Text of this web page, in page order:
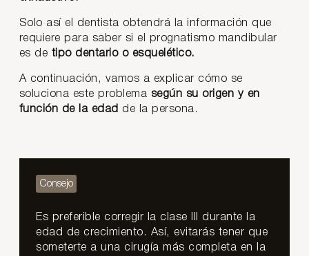
Solo así el dentista obtendrá la información que
requiere para saber si el prognatismo mandibular
es de tipo dentario o esquelético.
A continuación, vamos a explicar cómo se
soluciona este problema según su origen y en
función de la edad de la persona.
Es preferible corregir la clase III durante la
edad de crecimiento. Así, evitarás tener que
someterte a una cirugía más completa en la